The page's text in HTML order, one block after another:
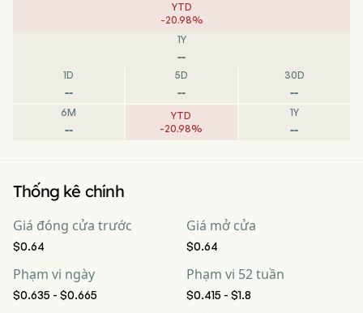
YTD
-20.98%
1Y
--
1D
--
5D
--
30D
--
6M
--
YTD
-20.98%
1Y
--
Thống kê chính
Giá đóng cửa trước
$0.64
Giá mở cửa
$0.64
Phạm vi ngày
$0.635 - $0.665
Phạm vi 52 tuần
$0.415 - $1.8